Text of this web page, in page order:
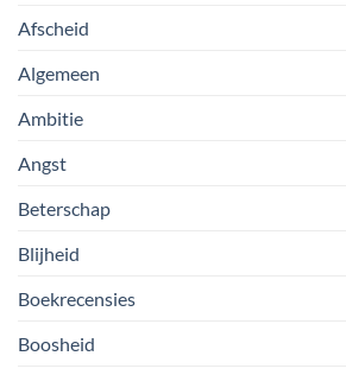
Afscheid
Algemeen
Ambitie
Angst
Beterschap
Blijheid
Boekrecensies
Boosheid